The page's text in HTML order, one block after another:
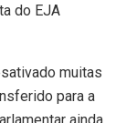
do EJA
muitas
para a